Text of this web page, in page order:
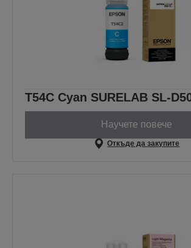
T54C Cyan SURELAB SL-
Научете повече
Откъде да закупите